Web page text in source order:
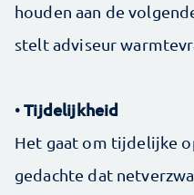
houden aan de
stelt adviseur
•Tijdelijkheid
Het gaat om tijdelijke
gedachte dat